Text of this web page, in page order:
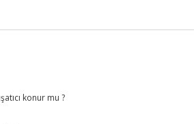
konur mu ?